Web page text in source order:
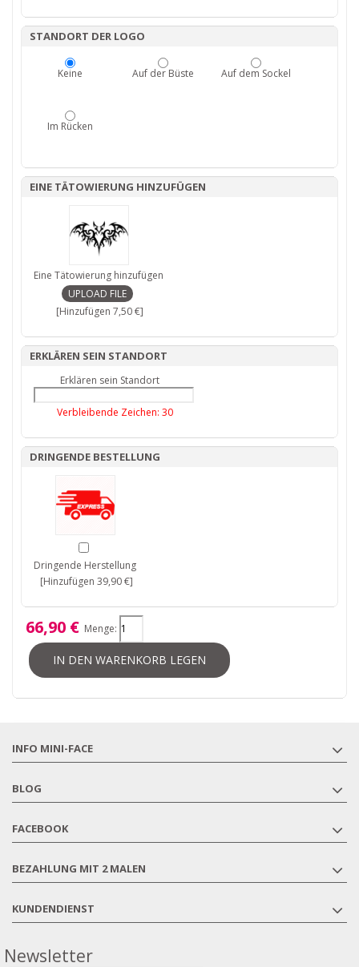
STANDORT DER LOGO
Keine Auf der Büste Auf dem Sockel
Im Rücken
EINE TÄTOWIERUNG HINZUFÜGEN
Eine Tätowierung hinzufügen
[Hinzufügen 7,50 €]
ERKLÄREN SEIN STANDORT
Erklären sein Standort
Verbleibende Zeichen: 30
DRINGENDE BESTELLUNG
Dringende Herstellung
[Hinzufügen 39,90 €]
66,90 € Menge:
IN DEN WARENKORB LEGEN
INFO MINI-FACE
BLOG
FACEBOOK
BEZAHLUNG MIT 2 MALEN
KUNDENDIENST
Newsletter